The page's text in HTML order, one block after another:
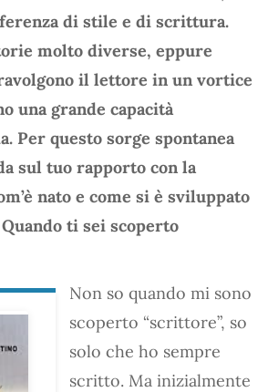
di stile e di scrittura.
molto diverse, eppure
il lettore in un vortice
una grande capacità
Per questo sorge spontanea
sul tuo rapporto con la
nato e come si è sviluppato
ti sei scoperto
Non so quando mi sono
scoperto “scrittore”, so
solo che ho sempre
scritto. Ma inizialmente